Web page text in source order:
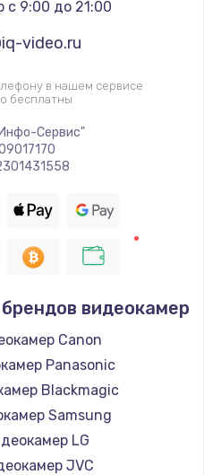
руб.
охлаждения
руб.
пыли
с 9:00 до 21:00
video.ru
в нашем сервисе
бесплатны
Сервис"
видеокамер
Canon
Panasonic
Blackmagic
Samsung
LG
JVC